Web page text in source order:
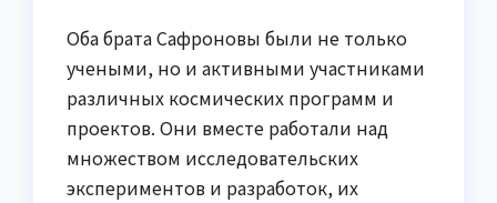
Оба брата Сафроновы были не только
учеными, но и активными участниками
различных космических программ и
проектов. Они вместе работали над
множеством исследовательских
экспериментов и разработок, их